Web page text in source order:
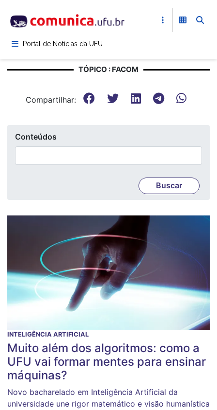
para
conteúdoPortal de Notícias da UFU
TÓPICO : FACOM
Compartilhar:
Conteúdos
INTELIGÊNCIA ARTIFICIAL
Muito além dos algoritmos: como a
UFU vai formar mentes para ensinar
máquinas?
Novo bacharelado em Inteligência Artificial da
universidade une rigor matemático e visão humanística